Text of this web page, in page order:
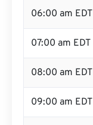
06:00 am EDT
07:00 am EDT
08:00 am EDT
09:00 am EDT